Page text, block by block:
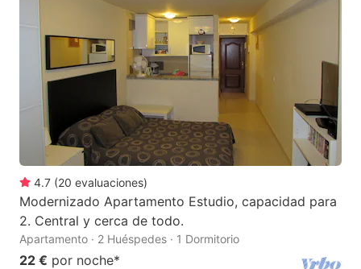
4.7 (20 evaluaciones)
Modernizado Apartamento Estudio, capacidad para
2. Central y cerca de todo.
Apartamento · 2 Huéspedes · 1 Dormitorio
22 € por noche*